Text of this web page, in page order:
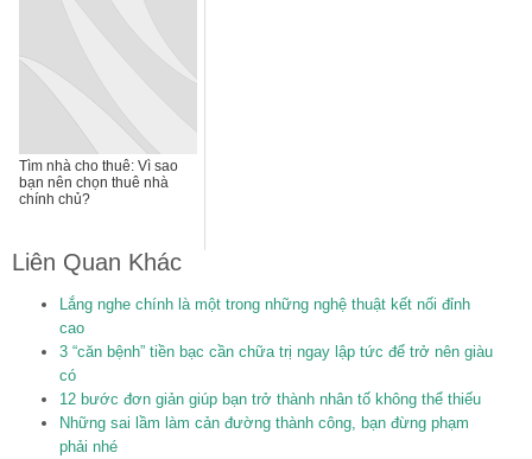
Tìm nhà cho thuê: Vì sao
bạn nên chọn thuê nhà
chính chủ?
Liên Quan Khác
Lắng nghe chính là một trong những nghệ thuật kết nối đỉnh
cao
3 “căn bệnh” tiền bạc cần chữa trị ngay lập tức để trở nên giàu
có
12 bước đơn giản giúp bạn trở thành nhân tố không thể thiếu
Những sai lầm làm cản đường thành công, bạn đừng phạm
phải nhé